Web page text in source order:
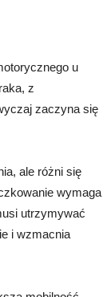
u
z
zaczyna się
ale różni się
wymaga
utrzymywać
i wzmacnia